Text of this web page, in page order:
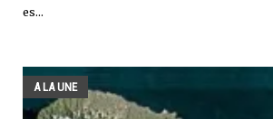
es...
A LA UNE